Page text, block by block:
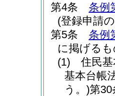
第4条
条例
(登録申請
第5条
条例
に掲げる
(1)
住民
基本台帳
う。)第